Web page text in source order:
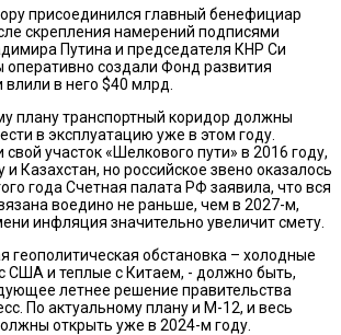
присоединился главный бенефициар
скрепления намерений подписями
Путина и председателя КНР Си
оперативно создали Фонд развития
в него $40 млрд.
плану транспортный коридор должны
в эксплуатацию уже в этом году.
участок «Шелкового пути» в 2016 году,
Казахстан, но российское звено оказалось
года Счетная палата РФ заявила, что вся
воедино не раньше, чем в 2027-м,
инфляция значительно увеличит смету.
геополитическая обстановка – холодные
США и теплые с Китаем, - должно быть,
летнее решение правительства
По актуальному плану и М-12, и весь
открыть уже в 2024-м году.